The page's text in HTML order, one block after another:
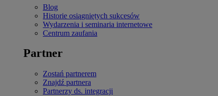
Blog
Historie osiągniętych sukcesów
Wydarzenia i seminaria internetowe
Centrum zaufania
Partner
Zostań partnerem
Znajdź partnera
Partnerzy ds. integracji